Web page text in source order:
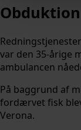
var den 35-årige
ambulancen
På baggrund af
fordærvet fisk
Verona.